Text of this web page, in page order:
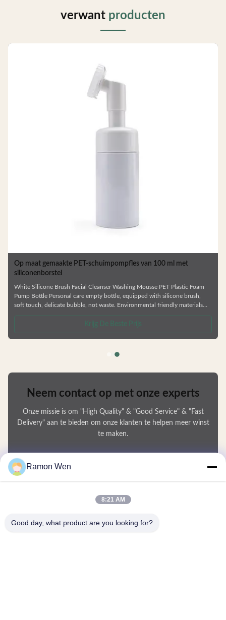
verwant producten
Op maat gemaakte PET-schuimpompfles van 100 ml met
siliconenborstel
White Silicone Brush Facial Cleanser Washing Mousse PET Plastic Foam
Pump Bottle Personal care empty bottle, equipped with silicone brush,
soft touch, delicate bubble, not waste. Environmental friendly materials
close, aspects of liquid pouring. —— Various types of bottles. —— Skin care
series,shower gel and shampoo bottle —— Factory direct sale. —— Colors /
Crafts are customizable. —— Can be matched
Krijg De Beste Prijs
Neem contact op met onze experts
Onze missie is om "High Quality" & "Good Service" & "Fast
Delivery" aan te bieden om onze klanten te helpen meer winst
te maken.
Uw Naam
Ramon Wen
8:21 AM
Good day, what product are you looking for?